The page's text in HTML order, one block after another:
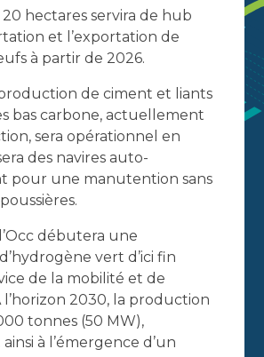
20 hectares servira de hub
et l’exportation de
à partir de 2026.
production de ciment et liants
bas carbone, actuellement
sera opérationnel en
des navires auto-
pour une manutention sans
débutera une
vert d’ici fin
de la mobilité et de
l’horizon 2030, la production
tonnes (50 MW),
à l’émergence d’un